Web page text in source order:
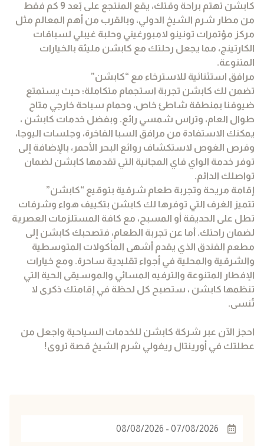
كابشن تهتم براحة وقتك، يقع المنتجع على بُعد 9 كم فقط
من مطار شرم الشيخ الدولي، وبالقرب من أهم المعالم مثل
مركز مؤتمرات تونينو لامبورغيني وحلبة غيبلي لسباقات
الكارتينج، مما يجعل رحلتك مع كابشن مليئة بالخيارات
المتنوعة.
مرافق استثنائية للاسترخاء مع “كابشن”
تضمن لك كابشن تجربة استجمام متكاملة؛ حيث يستمتع
ضيوفنا بمنطقة شاطئ خاص، وحمام سباحة خارجي متاح
طوال العام، وتراس شمسي رائع. وبفضل خدمات كابشن ،
يمكنك الاستفادة من مرافق السبا الفاخرة، وجلسات اليوجا،
وفرص الغوص لاستكشاف روائع البحر الأحمر، بالإضافة إلى
توفر خدمة الواي فاي المجانية التي تقدمها كابشن لضمان
تواصلك الدائم.
إقامة مريحة وتجربة طعام شرقية بتوقيع “كابشن”
تتميز الغرف التي توفرها لك كابشن بتكييف هواء وشرفات
تطل على الحديقة أو المسبح، مع كافة المستلزمات العصرية
لضمان راحتك. أما عن تجربة الطعام، فتصحبك كابشن إلى
مطعم الفندق الذي يقدم أشهى المأكولات المتوسطية
والشرقية والمحلية في أجواء تقليدية ساحرة. ومع خيارات
الإفطار المتنوعة والترفيه المسائي والموسيقى الحية التي
تنظمها كابشن ، ستصبح كل لحظة في إقامتك ذكرى لا
تُنسى.
احجز الآن عبر شركة كابشن للخدمات السياحية واجعل من
عطلتك في أورينتال ريفولي شرم الشيخ قصة تروى!